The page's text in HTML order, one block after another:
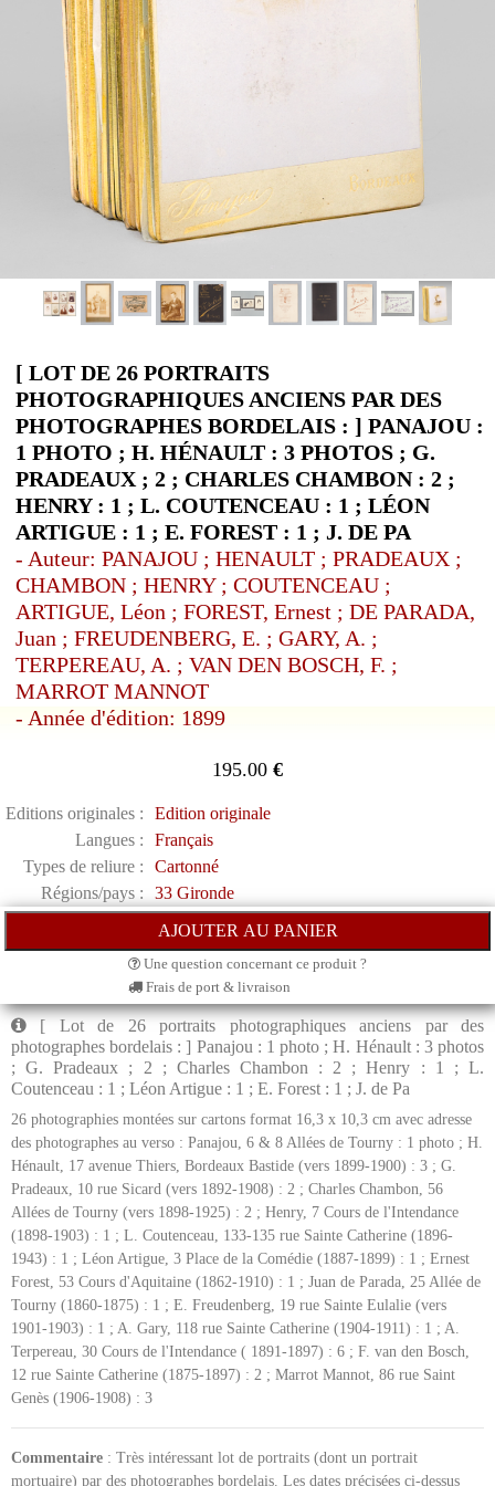
[ LOT DE 26 PORTRAITS
PHOTOGRAPHIQUES ANCIENS PAR DES
PHOTOGRAPHES BORDELAIS : ] PANAJOU :
1 PHOTO ; H. HÉNAULT : 3 PHOTOS ; G.
PRADEAUX ; 2 ; CHARLES CHAMBON : 2 ;
HENRY : 1 ; L. COUTENCEAU : 1 ; LÉON
ARTIGUE : 1 ; E. FOREST : 1 ; J. DE PA
- Auteur: PANAJOU ; HENAULT ; PRADEAUX ;
CHAMBON ; HENRY ; COUTENCEAU ;
ARTIGUE, Léon ; FOREST, Ernest ; DE PARADA,
Juan ; FREUDENBERG, E. ; GARY, A. ;
TERPEREAU, A. ; VAN DEN BOSCH, F. ;
MARROT MANNOT
- Année d'édition: 1899
195.00 €
Editions originales :
Edition originale
Langues :
Français
Types de reliure :
Cartonné
Régions/pays :
33 Gironde
Une question concernant ce produit ?
Frais de port & livraison
[ Lot de 26 portraits photographiques anciens par des
photographes bordelais : ] Panajou : 1 photo ; H. Hénault : 3 photos
; G. Pradeaux ; 2 ; Charles Chambon : 2 ; Henry : 1 ; L.
Coutenceau : 1 ; Léon Artigue : 1 ; E. Forest : 1 ; J. de Pa
26 photographies montées sur cartons format 16,3 x 10,3 cm avec adresse
des photographes au verso : Panajou, 6 & 8 Allées de Tourny : 1 photo ; H.
Hénault, 17 avenue Thiers, Bordeaux Bastide (vers 1899-1900) : 3 ; G.
Pradeaux, 10 rue Sicard (vers 1892-1908) : 2 ; Charles Chambon, 56
Allées de Tourny (vers 1898-1925) : 2 ; Henry, 7 Cours de l'Intendance
(1898-1903) : 1 ; L. Coutenceau, 133-135 rue Sainte Catherine (1896-
1943) : 1 ; Léon Artigue, 3 Place de la Comédie (1887-1899) : 1 ; Ernest
Forest, 53 Cours d'Aquitaine (1862-1910) : 1 ; Juan de Parada, 25 Allée de
Tourny (1860-1875) : 1 ; E. Freudenberg, 19 rue Sainte Eulalie (vers
1901-1903) : 1 ; A. Gary, 118 rue Sainte Catherine (1904-1911) : 1 ; A.
Terpereau, 30 Cours de l'Intendance ( 1891-1897) : 6 ; F. van den Bosch,
12 rue Sainte Catherine (1875-1897) : 2 ; Marrot Mannot, 86 rue Saint
Genès (1906-1908) : 3
Commentaire : Très intéressant lot de portraits (dont un portrait
mortuaire) par des photographes bordelais. Les dates précisées ci-dessus